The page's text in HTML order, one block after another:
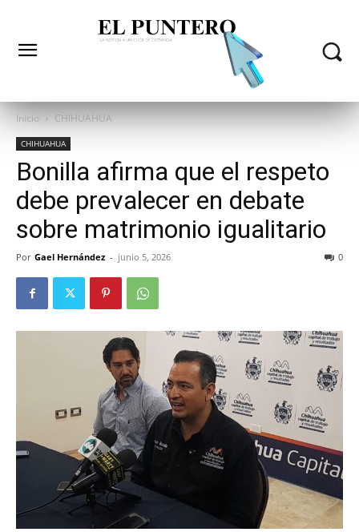
Inicio CHIHUAHUA
CHIHUAHUA
Bonilla afirma que el respeto
debe prevalecer en debate
sobre matrimonio igualitario
Por Gael Hernández - junio 5, 2026 0